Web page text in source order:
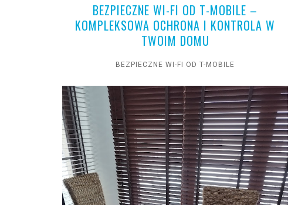
BEZPIECZNE WI-FI OD T-MOBILE –
KOMPLEKSOWA OCHRONA I KONTROLA W
TWOIM DOMU
BEZPIECZNE WI-FI OD T-MOBILE